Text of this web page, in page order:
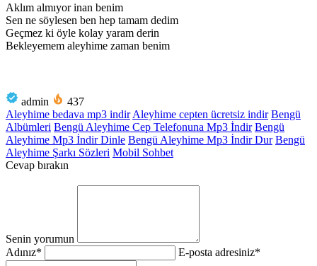
Aklım almıyor inan benim
Sen ne söylesen ben hep tamam dedim
Geçmez ki öyle kolay yaram derin
Bekleyemem aleyhime zaman benim
admin
437
Aleyhime bedava mp3 indir Aleyhime cepten ücretsiz indir Bengü
Albümleri Bengü Aleyhime Cep Telefonuna Mp3 İndir Bengü
Aleyhime Mp3 İndir Dinle Bengü Aleyhime Mp3 İndir Dur Bengü
Aleyhime Şarkı Sözleri Mobil Sohbet
Cevap bırakın
Senin yorumun
Adınız* E-posta adresiniz*